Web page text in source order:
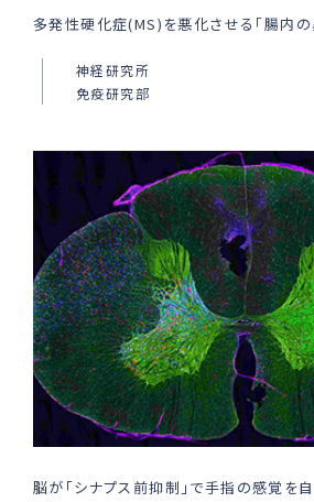
多発性硬化症(MS)を悪化させる「腸内
神経研究所
免疫研究部
脳が「シナプス前抑制」で手指の感覚を